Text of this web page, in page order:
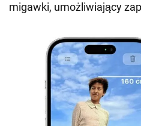
migawki, umożliwiający